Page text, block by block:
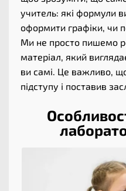
учитель: які формули
оформити графіки, чи
Ми не просто пишемо
матеріал, який
ви самі. Це важливо,
підступу і поставив